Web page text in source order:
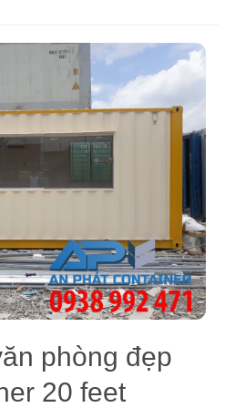
phòng đẹp
20 feet